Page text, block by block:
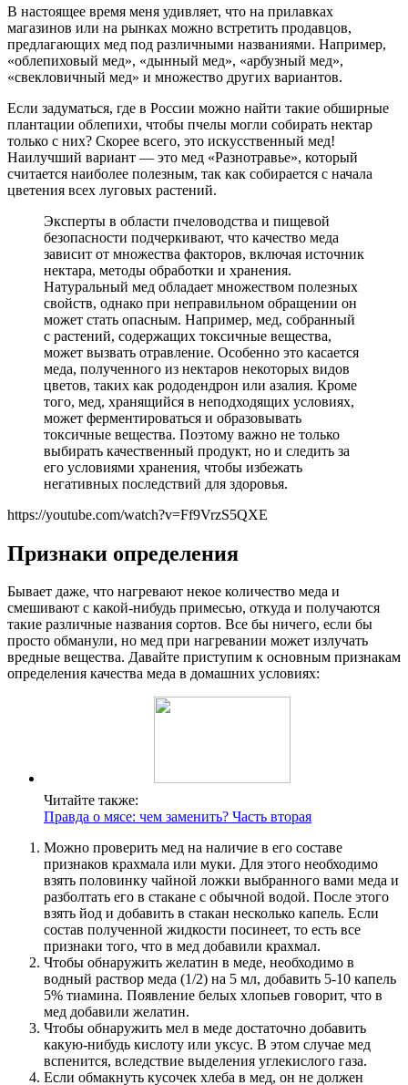
В настоящее время меня удивляет, что на прилавках
магазинов или на рынках можно встретить продавцов,
предлагающих мед под различными названиями. Например,
«облепиховый мед», «дынный мед», «арбузный мед»,
«свекловичный мед» и множество других вариантов.
Если задуматься, где в России можно найти такие обширные
плантации облепихи, чтобы пчелы могли собирать нектар
только с них? Скорее всего, это искусственный мед!
Наилучший вариант — это мед «Разнотравье», который
считается наиболее полезным, так как собирается с начала
цветения всех луговых растений.
Эксперты в области пчеловодства и пищевой
безопасности подчеркивают, что качество меда
зависит от множества факторов, включая источник
нектара, методы обработки и хранения.
Натуральный мед обладает множеством полезных
свойств, однако при неправильном обращении он
может стать опасным. Например, мед, собранный
с растений, содержащих токсичные вещества,
может вызвать отравление. Особенно это касается
меда, полученного из нектаров некоторых видов
цветов, таких как рододендрон или азалия. Кроме
того, мед, хранящийся в неподходящих условиях,
может ферментироваться и образовывать
токсичные вещества. Поэтому важно не только
выбирать качественный продукт, но и следить за
его условиями хранения, чтобы избежать
негативных последствий для здоровья.
https://youtube.com/watch?v=Ff9VrzS5QXE
Признаки определения
Бывает даже, что нагревают некое количество меда и
смешивают с какой-нибудь примесью, откуда и получаются
такие различные названия сортов. Все бы ничего, если бы
просто обманули, но мед при нагревании может излучать
вредные вещества. Давайте приступим к основным признакам
определения качества меда в домашних условиях:
Читайте также:
Правда о мясе: чем заменить? Часть вторая
Можно проверить мед на наличие в его составе
признаков крахмала или муки. Для этого необходимо
взять половинку чайной ложки выбранного вами меда и
разболтать его в стакане с обычной водой. После этого
взять йод и добавить в стакан несколько капель. Если
состав полученной жидкости посинеет, то есть все
признаки того, что в мед добавили крахмал.
Чтобы обнаружить желатин в меде, необходимо в
водный раствор меда (1/2) на 5 мл, добавить 5-10 капель
5% тиамина. Появление белых хлопьев говорит, что в
мед добавили желатин.
Чтобы обнаружить мел в меде достаточно добавить
какую-нибудь кислоту или уксус. В этом случае мед
вспенится, вследствие выделения углекислого газа.
Если обмакнуть кусочек хлеба в мед, он не должен